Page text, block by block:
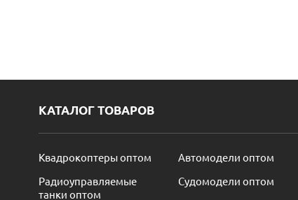
КАТАЛОГ ТОВАРОВ
Квадрокоптеры оптом
Автомодели оптом
Радиоуправляемые
танки оптом
Судомодели оптом